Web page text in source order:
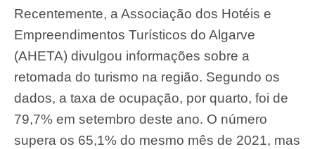
Recentemente, a Associação dos Hotéis e
Empreendimentos Turísticos do Algarve
(AHETA) divulgou informações sobre a
retomada do turismo na região. Segundo os
dados, a taxa de ocupação, por quarto, foi de
79,7% em setembro deste ano. O número
supera os 65,1% do mesmo mês de 2021, mas